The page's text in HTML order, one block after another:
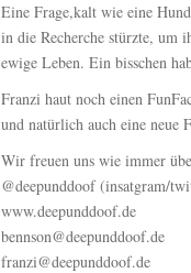
Eine Frage,kalt wie eine
in die Recherche stürzte, um
ewige Leben. Ein bisschen
Franzi haut noch einen
und natürlich auch eine neue
Wir freuen uns wie immer
@deepunddoof (insatgram/
www.deepunddoof.de
bennson@deepunddoof.de
franzi@deepunddoof.de